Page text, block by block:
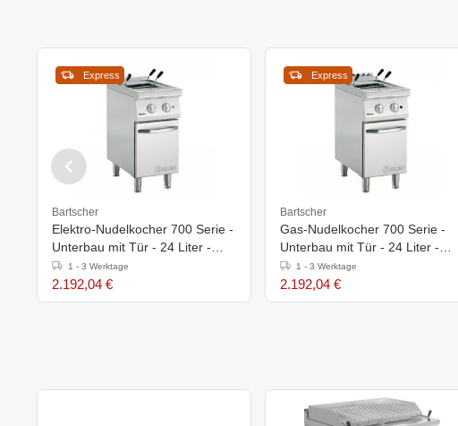
Express
Bartscher
Elektro-Nudelkocher 700 Serie -
Unterbau mit Tür - 24 Liter -
400x700x(h)850mm
1 - 3 Werktage
2.192,04 €
Express
Bartscher
Gas-Nudelkocher 700 Serie -
Unterbau mit Tür - 24 Liter -
400x700x(h)850-900mm
1 - 3 Werktage
2.192,04 €